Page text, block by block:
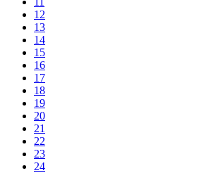
12
13
14
15
16
17
18
19
20
21
22
23
24